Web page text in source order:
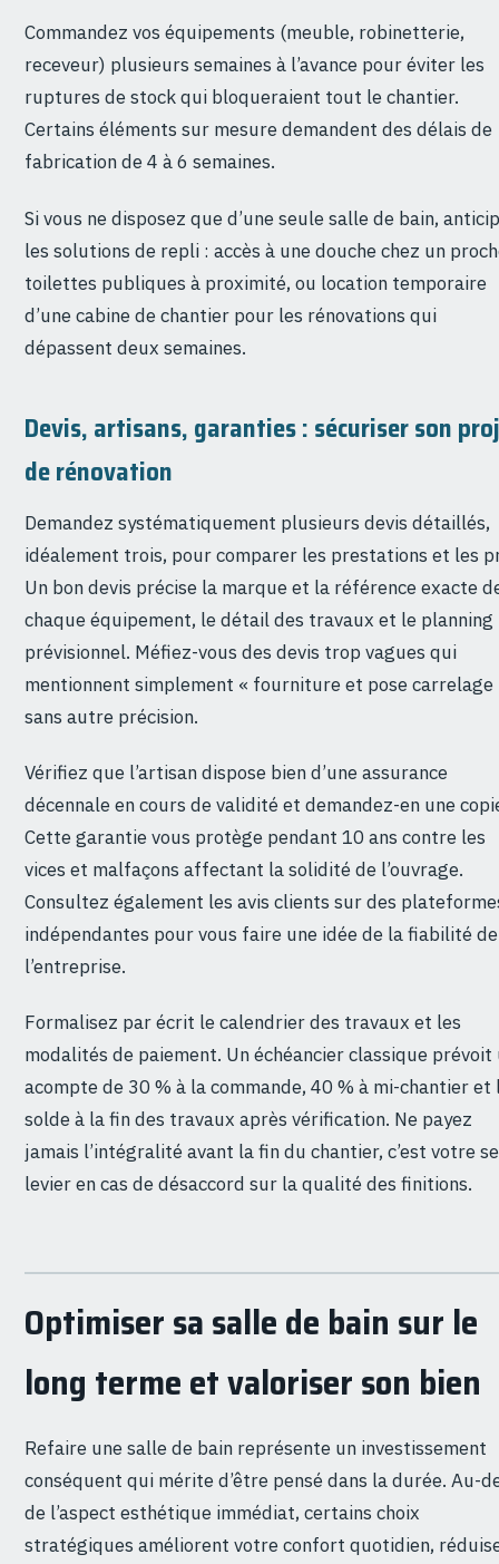
Commandez vos équipements (meuble, robinetterie,
receveur) plusieurs semaines à l’avance pour éviter les
ruptures de stock qui bloqueraient tout le chantier.
Certains éléments sur mesure demandent des délais de
fabrication de 4 à 6 semaines.
Si vous ne disposez que d’une seule salle de bain,
les solutions de repli : accès à une douche chez un
toilettes publiques à proximité, ou location temporaire
d’une cabine de chantier pour les rénovations qui
dépassent deux semaines.
Devis, artisans, garanties : sécuriser son
de rénovation
Demandez systématiquement plusieurs devis détaillés,
idéalement trois, pour comparer les prestations et les
Un bon devis précise la marque et la référence exacte
chaque équipement, le détail des travaux et le planning
prévisionnel. Méfiez-vous des devis trop vagues qui
mentionnent simplement « fourniture et pose carrelage
sans autre précision.
Vérifiez que l’artisan dispose bien d’une assurance
décennale en cours de validité et demandez-en une
Cette garantie vous protège pendant 10 ans contre les
vices et malfaçons affectant la solidité de l’ouvrage.
Consultez également les avis clients sur des
indépendantes pour vous faire une idée de la fiabilité de
l’entreprise.
Formalisez par écrit le calendrier des travaux et les
modalités de paiement. Un échéancier classique prévoit
acompte de 30 % à la commande, 40 % à mi-chantier et
solde à la fin des travaux après vérification. Ne payez
jamais l’intégralité avant la fin du chantier, c’est votre
levier en cas de désaccord sur la qualité des finitions.
Optimiser sa salle de bain sur le
long terme et valoriser son bien
Refaire une salle de bain représente un investissement
conséquent qui mérite d’être pensé dans la durée. Au-
de l’aspect esthétique immédiat, certains choix
stratégiques améliorent votre confort quotidien,